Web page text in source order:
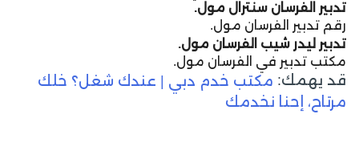
تدبير الفرسان سنترال مول.
رقم تدبير الفرسان مول.
تدبير ليدر شيب الفرسان مول.
مكتب تدبير في الفرسان مول.
قد يهمك: مكتب خدم دبي | عندك شغل؟ خلك
مرتاح، إحنا نخدمك